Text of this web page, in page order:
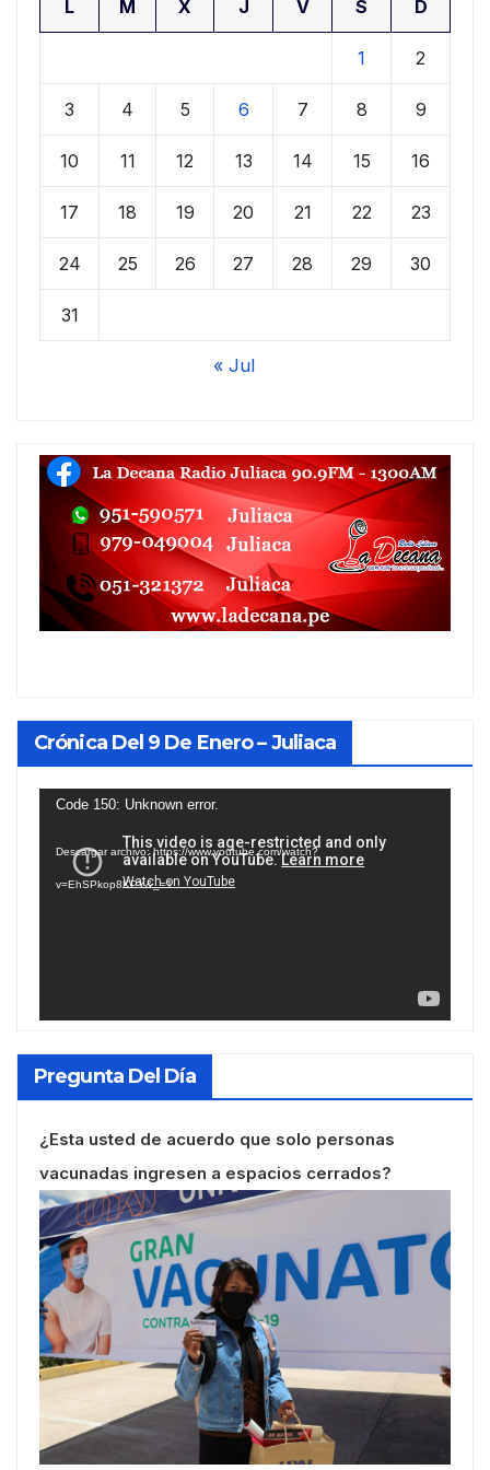
L M X J V S D
1 2
3 4 5 6 7 8 9
10 11 12 13 14 15 16
17 18 19 20 21 22 23
24 25 26 27 28 29 30
31
« Jul
Crónica Del 9 De Enero – Juliaca
Reproductor
vídeo
Code 150: Unknown error.
Descargar archivo: https://www.youtube.com/watch?
v=EhSPkop8KPY&_=1
Pregunta Del Día
¿Esta usted de acuerdo que solo personas
vacunadas ingresen a espacios cerrados?